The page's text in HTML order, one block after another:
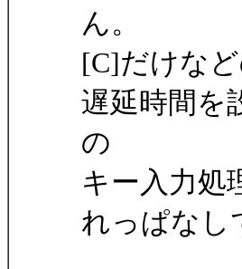
ん。
[C]だけな
遅延時間を
の
キー入力処
れっぱなし